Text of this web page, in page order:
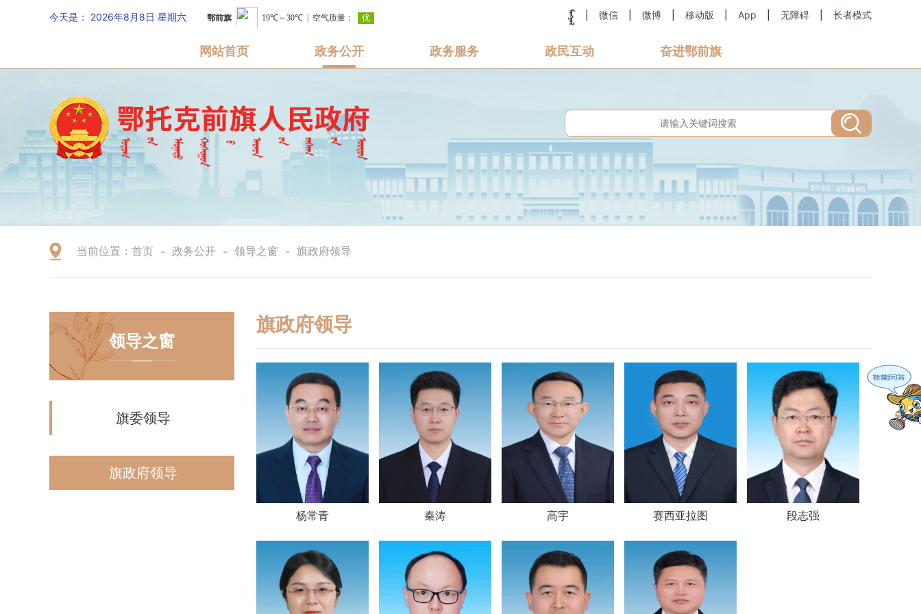
今天是： 2026年8月8日 星期六 微信 微博 移动版 App 无障碍 长者模式
网站首页 政务公开 政务服务 政民互动 奋进鄂前旗
当前位置： 首页 - 政务公开 - 领导之窗 - 旗政府领导
领导之窗
旗委领导
旗政府领导
旗政府领导
杨常青 秦涛 高宇 赛西亚拉图 段志强